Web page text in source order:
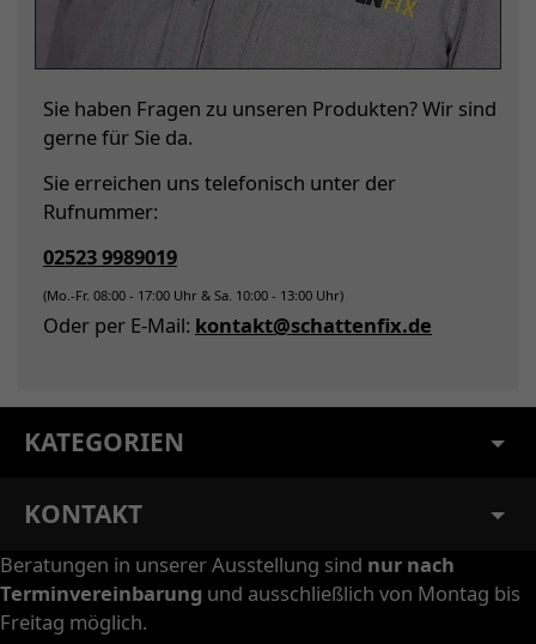
Sie haben Fragen zu unseren Produkten? Wir sind
gerne für Sie da.
Sie erreichen uns telefonisch unter der
Rufnummer:
02523 9989019
(Mo.-Fr. 08:00 - 17:00 Uhr & Sa. 10:00 - 13:00 Uhr)
Oder per E-Mail: kontakt@schattenfix.de
KATEGORIEN
KONTAKT
Beratungen in unserer Ausstellung sind nur nach
Terminvereinbarung und ausschließlich von Montag bis
Freitag möglich.